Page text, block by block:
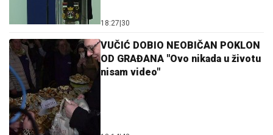
18:27 30
VUČIĆ DOBIO NEOBIČAN POKLON
OD GRAĐANA "Ovo nikada u životu
nisam video"